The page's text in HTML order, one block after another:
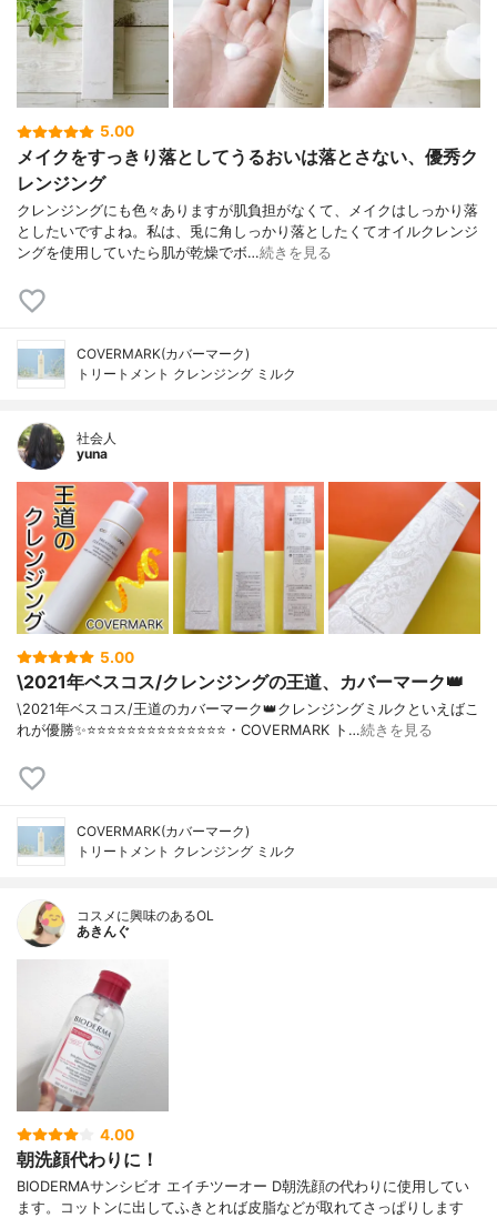
5.00
メイクをすっきり落としてうるおいは落とさない、優秀ク
レンジング
クレンジングにも色々ありますが肌負担がなくて、メイクはしっかり落
としたいですよね。私は、兎に角しっかり落としたくてオイルクレンジ
ングを使用していたら肌が乾燥でボ…続きを見る
COVERMARK(カバーマーク)
トリートメント クレンジング ミルク
社会人
yuna
5.00
\2021年ベスコス/クレンジングの王道、カバーマーク👑
\2021年ベスコス/王道のカバーマーク👑クレンジングミルクといえばこ
れが優勝✨⭐️⭐️⭐️⭐️⭐️⭐️⭐️⭐️⭐️⭐️⭐️⭐️⭐️⭐️・COVERMARK ト…続きを見る
COVERMARK(カバーマーク)
トリートメント クレンジング ミルク
コスメに興味のあるOL
あきんぐ
4.00
朝洗顔代わりに！
BIODERMAサンシビオ エイチツーオー D朝洗顔の代わりに使用してい
ます。コットンに出してふきとれば皮脂などが取れてさっぱりします